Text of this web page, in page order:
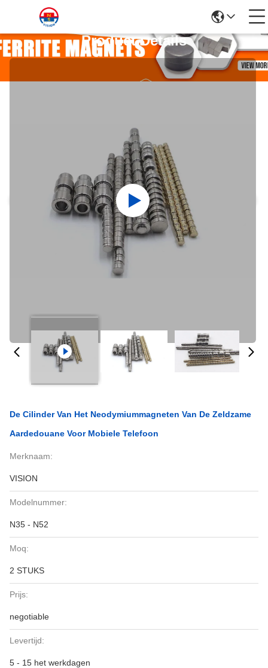
Product Details
De Cilinder Van Het Neodymiummagneten Van De Zeldzame
Aardedouane Voor Mobiele Telefoon
Merknaam:
VISION
Modelnummer:
N35 - N52
Moq:
2 STUKS
Prijs:
negotiable
Levertijd:
5 - 15 het werkdagen